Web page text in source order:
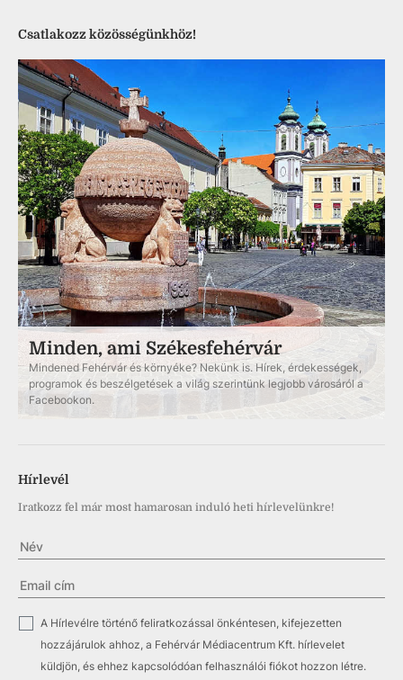
Csatlakozz közösségünkhöz!
Minden, ami Székesfehérvár
Mindened Fehérvár és környéke? Nekünk is. Hírek, érdekességek,
programok és beszélgetések a világ szerintünk legjobb városáról a
Facebookon.
Hírlevél
Iratkozz fel már most hamarosan induló heti hírlevelünkre!
A Hírlevélre történő feliratkozással önkéntesen, kifejezetten
hozzájárulok ahhoz, a Fehérvár Médiacentrum Kft. hírlevelet
küldjön, és ehhez kapcsolódóan felhasználói fiókot hozzon létre.